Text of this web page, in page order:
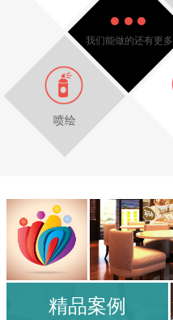
我们能做的还有更多
喷绘
精品案例